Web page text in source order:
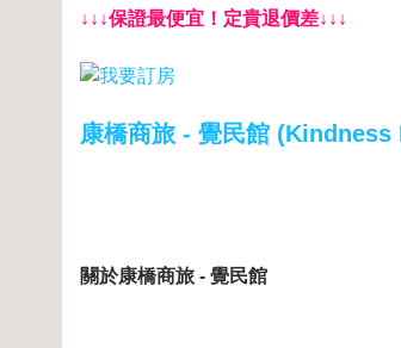
↓↓↓保證最便宜！定貴退價差↓↓↓
康橋商旅 - 覺民館
關於康橋商旅 - 覺民館